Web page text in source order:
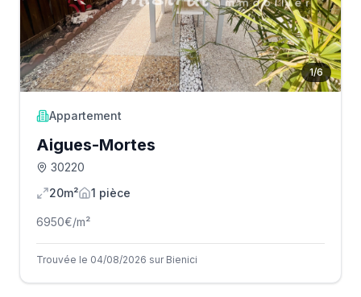
1/6
Appartement
Aigues-Mortes
30220
20m²
1 pièce
6950€/m²
Trouvée le 04/08/2026 sur Bienici